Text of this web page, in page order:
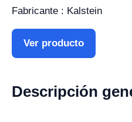
Fabricante : Kalstein
Ver producto
Descripción